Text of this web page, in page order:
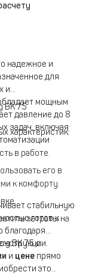
надежное и
для
и
мощным
давление до 8
задач, включая
ВК 7.5
характеристик:
в работе.
его в
к комфорту.
затраты на
стабильную
готов к
благодаря
ВК 7.5 с
и цене прямо
это